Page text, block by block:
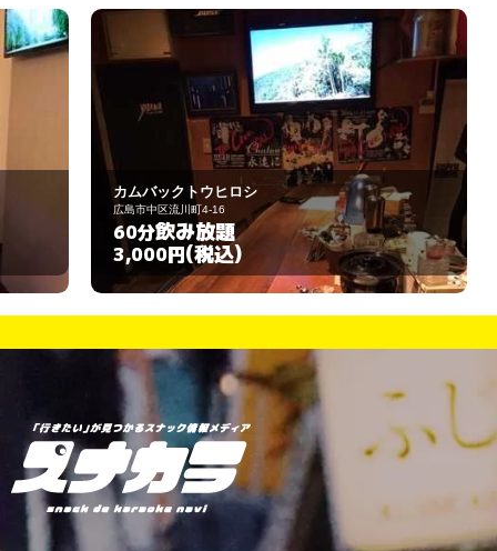
カムバックトウヒロシ
広島市中区流川町4-16
60分飲み放題
3,000円(税込)